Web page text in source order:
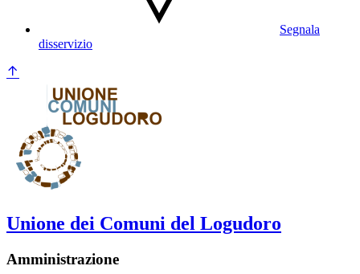
Segnala
disservizio
Unione dei Comuni del Logudoro
Amministrazione